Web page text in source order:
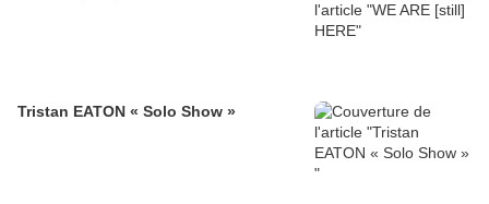
Tristan EATON « Solo Show »